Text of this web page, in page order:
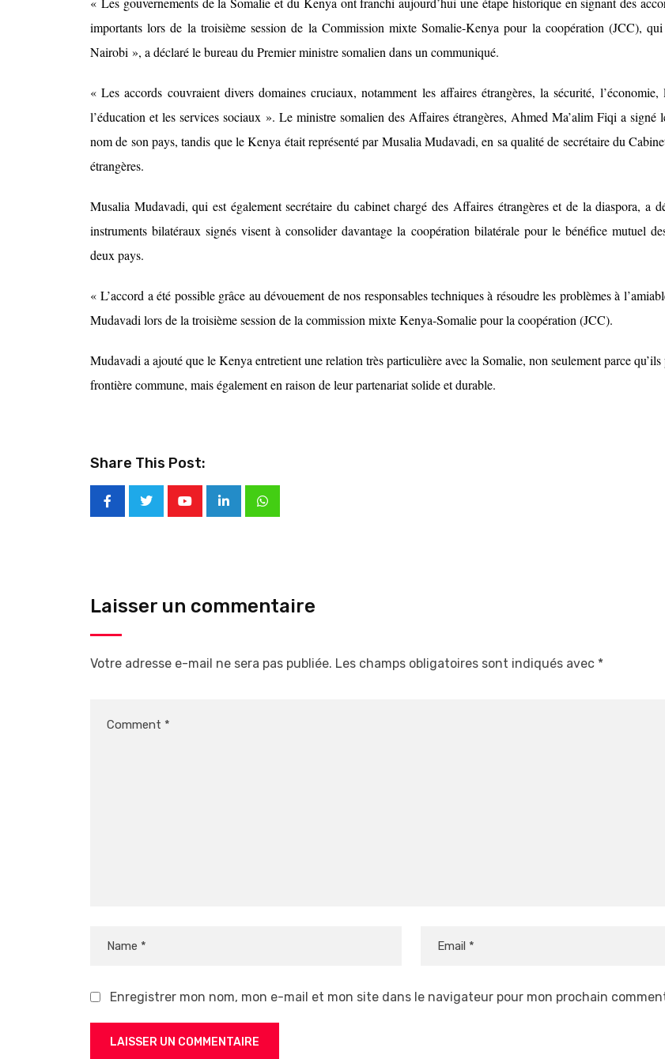
importants lors de la troisième session de la Commission mixte Somalie-Kenya pour la coopération (JCC), qui
Nairobi », a déclaré le bureau du Premier ministre somalien dans un communiqué.
« Les accords couvraient divers domaines cruciaux, notamment les affaires étrangères, la sécurité, l’économie,
l’éducation et les services sociaux ». Le ministre somalien des Affaires étrangères, Ahmed Ma’alim Fiqi a signé
nom de son pays, tandis que le Kenya était représenté par Musalia Mudavadi, en sa qualité de secrétaire du
étrangères.
Musalia Mudavadi, qui est également secrétaire du cabinet chargé des Affaires étrangères et de la diaspora, a
instruments bilatéraux signés visent à consolider davantage la coopération bilatérale pour le bénéfice mutuel
deux pays.
« L’accord a été possible grâce au dévouement de nos responsables techniques à résoudre les problèmes à
Mudavadi lors de la troisième session de la commission mixte Kenya-Somalie pour la coopération (JCC).
Mudavadi a ajouté que le Kenya entretient une relation très particulière avec la Somalie, non seulement parce qu’ils
frontière commune, mais également en raison de leur partenariat solide et durable.
Share This Post:
Laisser un commentaire
Votre adresse e-mail ne sera pas publiée. Les champs obligatoires sont indiqués avec *
Enregistrer mon nom, mon e-mail et mon site dans le navigateur pour mon prochain